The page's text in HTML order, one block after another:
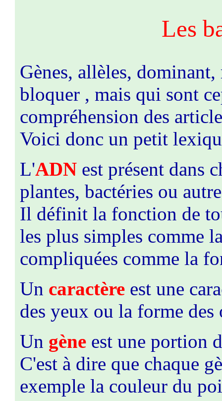
Les
Gènes, allèles,
bloquer , mais qui sont
compréhension des
Voici donc un petit
L'ADN est présent dans
plantes, bactéries ou
Il définit la fonction de
les plus simples comme
compliquées comme la
Un caractère est une
des yeux ou la forme des
Un gène est une portion
C'est à dire que chaque
exemple la couleur du